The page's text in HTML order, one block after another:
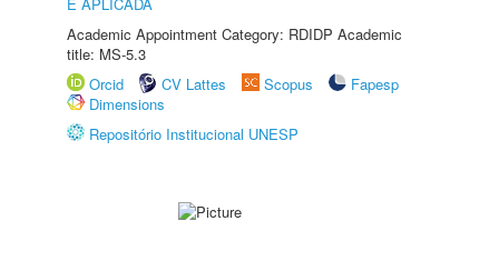
Academic Appointment Category: RDIDP Academic
title: MS-5.3
Orcid
CV Lattes Scopus
Fapesp
Dimensions
Repositório Institucional UNESP